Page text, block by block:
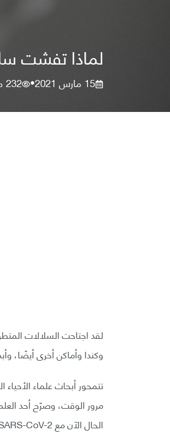
لماذا تفشت
15 مارس 2021 •
232
لقد اجتاحت السلالات
وكندا وأماكن أخرى أيضًا،
تتمحور أبحاث علماء
مرور الوقت، وصرّح أحد
الحال الآن مع SARS-CoV-2، فقد عُرف تسلسل أكثر من 380,000 جينوم للفيروس في العام الماضي.